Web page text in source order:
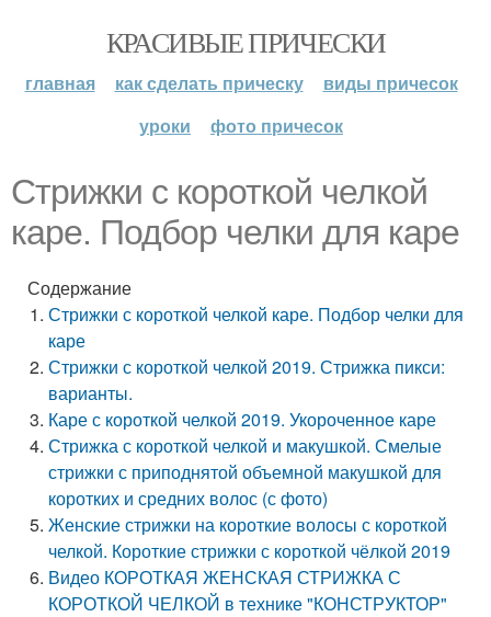
КРАСИВЫЕ ПРИЧЕСКИ
главная как сделать прическу
виды причесок
уроки
фото причесок
Стрижки с короткой челкой
каре. Подбор челки для каре
Содержание
Стрижки с короткой челкой каре. Подбор челки для
каре
Стрижки с короткой челкой 2019. Стрижка пикси:
варианты.
Каре с короткой челкой 2019. Укороченное каре
Стрижка с короткой челкой и макушкой. Смелые
стрижки с приподнятой объемной макушкой для
коротких и средних волос (с фото)
Женские стрижки на короткие волосы с короткой
челкой. Короткие стрижки с короткой чёлкой 2019
Видео КОРОТКАЯ ЖЕНСКАЯ СТРИЖКА С
КОРОТКОЙ ЧЕЛКОЙ в технике "КОНСТРУКТОР"